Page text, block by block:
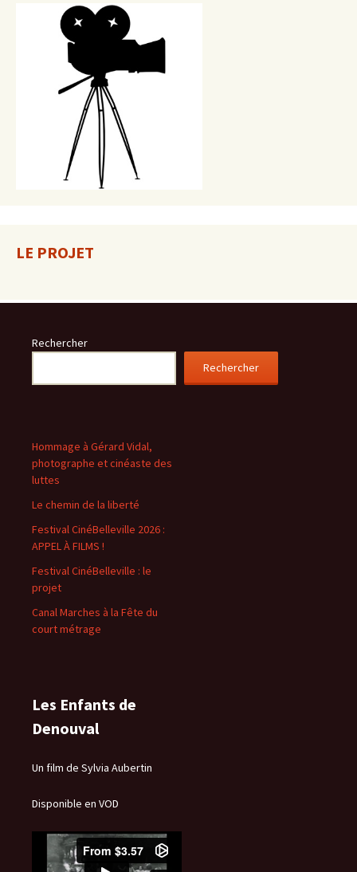
LE PROJET
Rechercher
Rechercher
Hommage à Gérard Vidal,
photographe et cinéaste des
luttes
Le chemin de la liberté
Festival CinéBelleville 2026 :
APPEL À FILMS !
Festival CinéBelleville : le
projet
Canal Marches à la Fête du
court métrage
Les Enfants de
Denouval
Un film de Sylvia Aubertin
Disponible en VOD